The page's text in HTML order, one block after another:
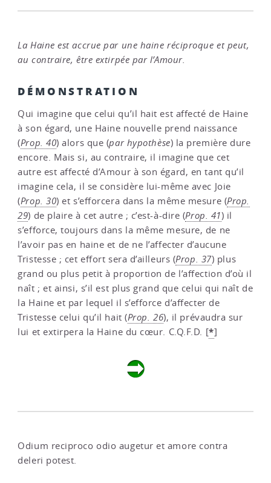
La Haine est accrue par une haine réciproque et peut,
au contraire, être extirpée par l’Amour.
DÉMONSTRATION
Qui imagine que celui qu’il hait est affecté de Haine
à son égard, une Haine nouvelle prend naissance
(Prop. 40) alors que (par hypothèse) la première dure
encore. Mais si, au contraire, il imagine que cet
autre est affecté d’Amour à son égard, en tant qu’il
imagine cela, il se considère lui-même avec Joie
(Prop. 30) et s’efforcera dans la même mesure (Prop.
29) de plaire à cet autre ; c’est-à-dire (Prop. 41) il
s’efforce, toujours dans la même mesure, de ne
l’avoir pas en haine et de ne l’affecter d’aucune
Tristesse ; cet effort sera d’ailleurs (Prop. 37) plus
grand ou plus petit à proportion de l’affection d’où il
naît ; et ainsi, s’il est plus grand que celui qui naît de
la Haine et par lequel il s’efforce d’affecter de
Tristesse celui qu’il hait (Prop. 26), il prévaudra sur
lui et extirpera la Haine du cœur. C.Q.F.D. [*]
Odium reciproco odio augetur et amore contra
deleri potest.